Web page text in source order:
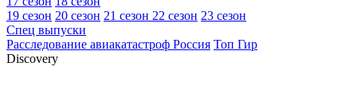
19 сезон 20 сезон 21 сезон 22 сезон 23 сезон
Спец выпуски
Расследование авиакатастроф Россия Топ Гир
Discovery